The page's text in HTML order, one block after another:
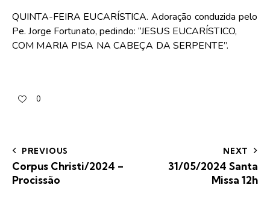
QUINTA-FEIRA EUCARÍSTICA. Adoração conduzida pelo
Pe. Jorge Fortunato, pedindo: “JESUS EUCARÍSTICO,
COM MARIA PISA NA CABEÇA DA SERPENTE”.
0
PREVIOUS
Corpus Christi/2024 –
Procissão
NEXT
31/05/2024 Santa
Missa 12h